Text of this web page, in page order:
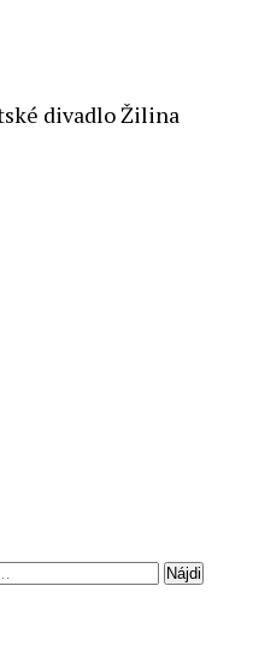
divadlo Žilina